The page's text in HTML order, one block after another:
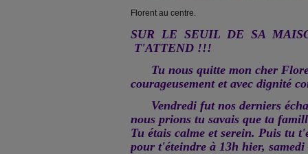
Florent au centre.
SUR LE SEUIL DE SA
T'ATTEND !!!
Tu nous quitte mon cher
courageusement et avec dignité
Vendredi fut nos derniers
nous prions tu savais que ta
Tu étais calme et serein. Puis tu
pour t'éteindre à 13h hier, samedi